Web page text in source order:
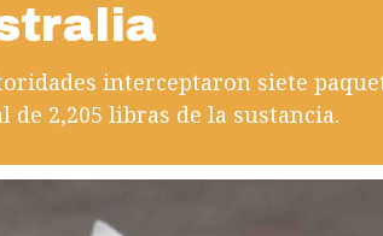
interceptaron siete
de 2,205 libras de la sustancia.